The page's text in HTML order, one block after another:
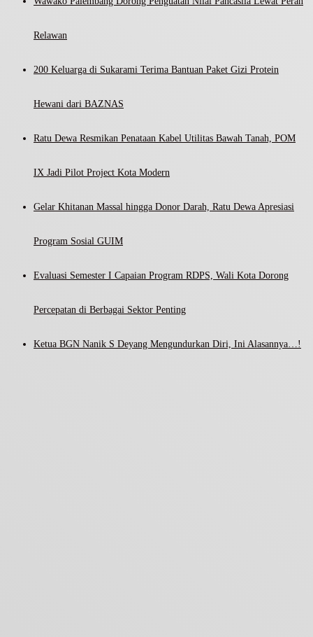
Relawan
200 Keluarga di Sukarami Terima Bantuan Paket Gizi Protein
Hewani dari BAZNAS
Ratu Dewa Resmikan Penataan Kabel Utilitas Bawah Tanah, POM
IX Jadi Pilot Project Kota Modern
Gelar Khitanan Massal hingga Donor Darah, Ratu Dewa Apresiasi
Program Sosial GUIM
Evaluasi Semester I Capaian Program RDPS, Wali Kota Dorong
Percepatan di Berbagai Sektor Penting
Ketua BGN Nanik S Deyang Mengundurkan Diri, Ini Alasannya…!